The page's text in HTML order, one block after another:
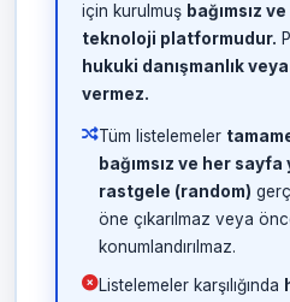
için kurulmuş bağımsız
teknoloji platformudur.
hukuki danışmanlık
vermez.
Tüm listelemeler
bağımsız ve her
rastgele (random)
öne çıkarılmaz veya
konumlandırılmaz.
Listelemeler karşılığında